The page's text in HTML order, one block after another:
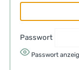
Passwort
Passwort